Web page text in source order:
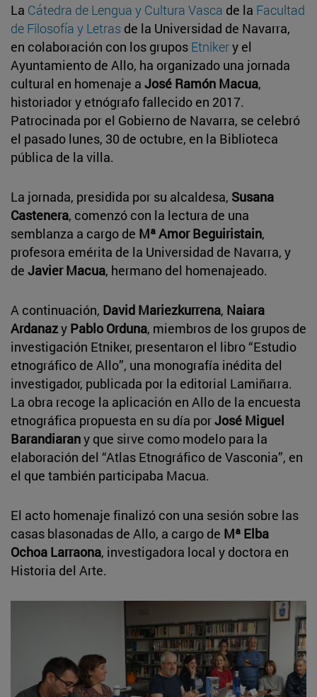
La Cátedra de Lengua y Cultura Vasca de la Facultad
de Filosofía y Letras de la Universidad de Navarra,
en colaboración con los grupos Etnikery el
Ayuntamiento de Allo, ha organizado una jornada
cultural en homenaje a José Ramón Macua,
historiador y etnógrafo fallecido en 2017.
Patrocinada por el Gobierno de Navarra, se celebró
el pasado lunes, 30 de octubre, en la Biblioteca
pública de la villa.
La jornada, presidida por su alcaldesa, Susana
Castenera, comenzó con la lectura de una
semblanza a cargo de Mª Amor Beguiristain,
profesora emérita de la Universidad de Navarra, y
de Javier Macua, hermano del homenajeado.
A continuación, David Mariezkurrena, Naiara
Ardanazy Pablo Orduna, miembros de los grupos de
investigación Etniker, presentaron el libro “Estudio
etnográfico de Allo”, una monografía inédita del
investigador, publicada por la editorial Lamiñarra.
La obra recoge la aplicación en Allo de la encuesta
etnográfica propuesta en su día porJosé Miguel
Barandiarany que sirve como modelo para la
elaboración del “Atlas Etnográfico de Vasconia”, en
el que también participaba Macua.
El acto homenaje finalizó con una sesión sobre las
casas blasonadas de Allo, a cargo de Mª Elba
Ochoa Larraona, investigadora local y doctora en
Historia del Arte.